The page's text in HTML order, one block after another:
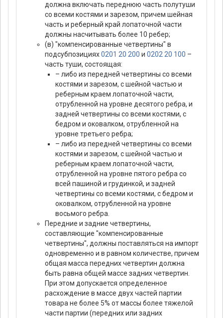
должна включать переднюю часть полутуши
со всеми костями и зарезом, причем шейная
часть и реберный край лопаточной части
должны насчитывать более 10 ребер;
(в) "компенсированные четвертины" в
подсубпозициях0201 20 200 и 0202 20 100 –
часть туши, состоящая:
– либо из передней четвертины со всеми
костями и зарезом, с шейной частью и
реберным краем лопаточной части,
отрубленной на уровне десятого ребра, и
задней четвертины со всеми костями, с
бедром и оковалком, отрубленной на
уровне третьего ребра;
– либо из передней четвертины со всеми
костями и зарезом, с шейной частью и
реберным краем лопаточной части,
отрубленной на уровне пятого ребра со
всей пашиной и грудинкой, и задней
четвертины со всеми костями, с бедром и
оковалком, отрубленной на уровне
восьмого ребра.
Передние и задние четвертины,
составляющие "компенсированные
четвертины", должны поставляться на импорт
одновременно и в равном количестве, причем
общая масса передних четвертин должна
быть равна общей массе задних четвертин.
При этом допускается определенное
расхождение в массе двух частей партии
товара не более 5% от массы более тяжелой
части партии (передних или задних